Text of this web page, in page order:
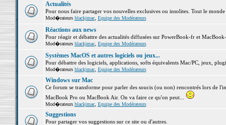
Actualités
Pour nous faire partager vos nouvelles exclusives ou insolites. Tout le
Mod�rateurs blackjmac, Equipe des Modérateurs
Réactions aux news
Pour réagir et débattre des actualités diffusées sur PowerBook-fr et
Mod�rateurs blackjmac, Equipe des Modérateurs
Systèmes MacOS et autres logiciels ou jeux...
Pour débattre des logiciels, applications, softs équivalents Mac/PC, jeux,
Mod�rateurs blackjmac, Equipe des Modérateurs
Windows sur Mac
Ce forum se transforme pour parler des soucis (ou non) rencontrés lors de
MacBook Pro ou MacBook Air. On va faire ce qu'on peut...
Mod�rateurs blackjmac, Equipe des Modérateurs
Suggestions
Pour partager vos suggestions sur ce site ou d'autres.